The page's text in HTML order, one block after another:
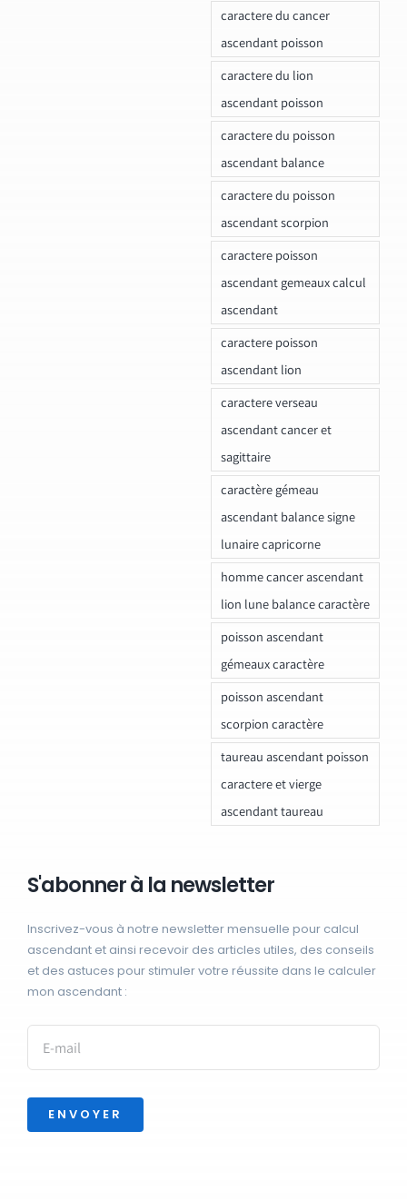
caractere du cancer
ascendant poisson
caractere du lion
ascendant poisson
caractere du poisson
ascendant balance
caractere du poisson
ascendant scorpion
caractere poisson
ascendant gemeaux calcul
ascendant
caractere poisson
ascendant lion
caractere verseau
ascendant cancer et
sagittaire
caractère gémeau
ascendant balance signe
lunaire capricorne
homme cancer ascendant
lion lune balance caractère
poisson ascendant
gémeaux caractère
poisson ascendant
scorpion caractère
taureau ascendant poisson
caractere et vierge
ascendant taureau
S'abonner à la newsletter
Inscrivez-vous à notre newsletter mensuelle pour calcul
ascendant et ainsi recevoir des articles utiles, des conseils
et des astuces pour stimuler votre réussite dans le calculer
mon ascendant :
ENVOYER